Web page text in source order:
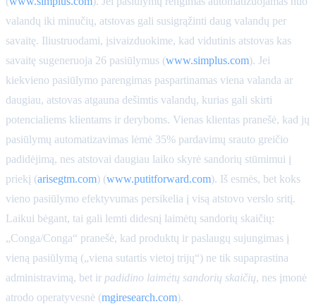
valandų iki minučių, atstovas gali susigrąžinti daug valandų per
savaitę. Iliustruodami, įsivaizduokime, kad vidutinis atstovas kas
savaitę sugeneruoja 26 pasiūlymus (www.simplus.com). Jei
kiekvieno pasiūlymo parengimas paspartinamas viena valanda ar
daugiau, atstovas atgauna dešimtis valandų, kurias gali skirti
potencialiems klientams ir deryboms. Vienas klientas pranešė, kad jų
pasiūlymų automatizavimas lėmė 35% pardavimų srauto greičio
padidėjimą, nes atstovai daugiau laiko skyrė sandorių stūmimui į
priekį (arisegtm.com) (www.putitforward.com). Iš esmės, bet koks
vieno pasiūlymo efektyvumas persikelia į visą atstovo verslo sritį.
Laikui bėgant, tai gali lemti didesnį laimėtų sandorių skaičių:
„Conga/Conga“ pranešė, kad produktų ir paslaugų sujungimas į
vieną pasiūlymą („viena sutartis vietoj trijų“) ne tik supaprastina
administravimą, bet ir padidino laimėtų sandorių skaičių, nes įmonė
atrodo operatyvesnė (mgiresearch.com).